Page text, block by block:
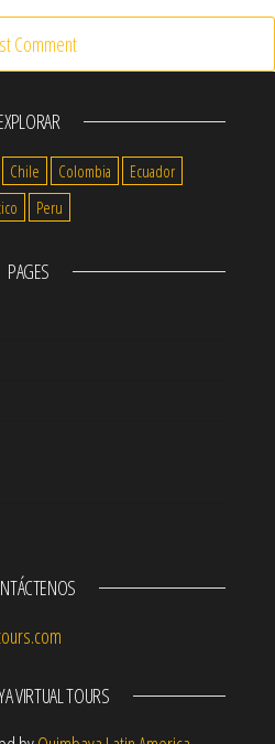
Chile Colombia
Ecuador
Peru
PAGES
VIRTUAL TOURS